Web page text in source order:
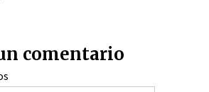
comentario